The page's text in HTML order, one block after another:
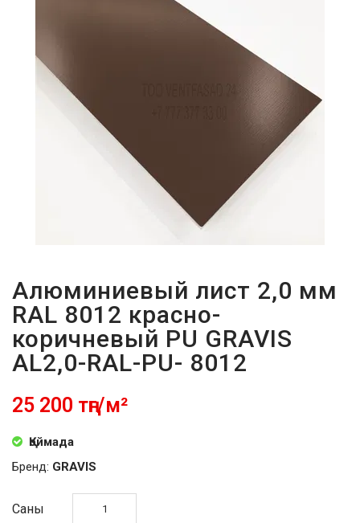
Алюминиевый лист 2,0 мм
RAL 8012 красно-
коричневый PU GRAVIS
AL2,0-RAL-PU- 8012
25 200 тңг/м²
Қоймада
Бренд: GRAVIS
Саны